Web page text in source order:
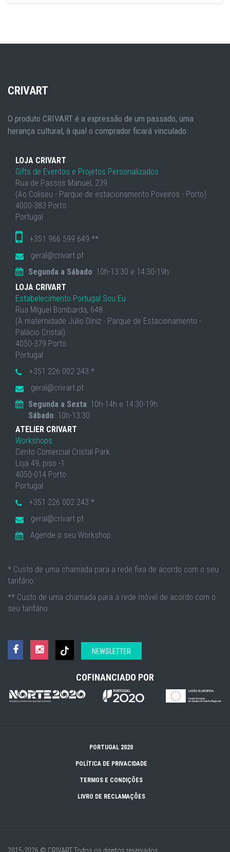
CRIVART
O produto CRIVART é a expressão de um passado, uma
herança cultural, à qual o comprador ficará vinculado.
LOJA CRIVART
Gifts de Eventos e Projetos Personalizados
Rua de Passos Manuel, 239
(Ao Coliseu - Parque de estacionamento Poveiros - Porto)
4000-383 Porto
Portugal
+351 966 599 649 **
geral@crivart.pt
Segunda a Sábado: 10h-13:30 e 14:30-19h
LOJA CRIVART
Estabelecimento Portugal Sou Eu
Rua Miguel Bombarda, 648
(À maternidade Júlio Diniz - Parque de Estacionamento -
Palácio Cristal)
4050-379 Porto
Portugal
+351 226 002 243 *
geral@crivart.pt
Segunda a Sexta: 10h-14h e 14:30-19h
Sábado: 10h-13:30
ATELIER CRIVART
Workshops
Cento Comercial Cristal Park
Loja 49, piso -1
4050-014 Porto
Portugal
+351 226 002 243 *
geral@crivart.pt
Agende o seu Workshop
* Custo de uma chamada para a rede fixa de acordo com o seu
tarifário.
** Custo de uma chamada para a rede móvel de acordo com o
seu tarifário.
NEWSLETTER
COFINANCIADO POR
PORTUGAL 2020
POLÍTICA DE PRIVACIDADE
TERMOS E CONDIÇÕES
LIVRO DE RECLAMAÇÕES
2015-2026 © CRIVARTTodos os direitos reservados.